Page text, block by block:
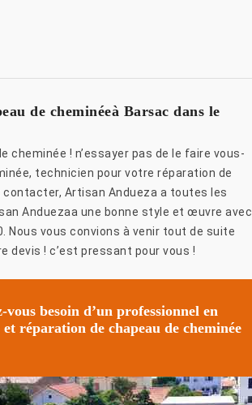
de cheminéeà Barsac dans le
cheminée ! n’essayer pas de le faire vous-
technicien pour votre réparation de
Artisan Andueza a toutes les
Anduezaa une bonne style et œuvre avec
Nous vous convions à venir tout de suite
devis ! c’est pressant pour vous !
vous besoin d’un professionnel en
et réparation de chapeau de cheminée